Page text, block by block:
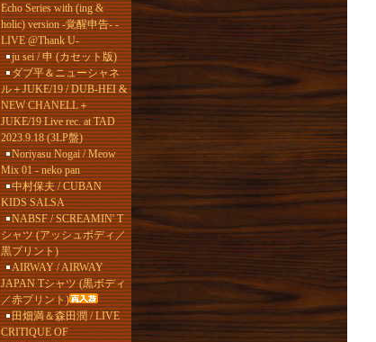
Echo Series with (ing &
holic) version -覚醒申告- -
LIVE @Thank U-
ju sei / 申 (カセット版)
ダブ平＆ニューシャネ
ル＋JUKE/19 / DUB-HEI &
NEW CHANELL＋
JUKE/19 Live rec. at TAD
2023.9.18 (3LP盤)
Noriyasu Nogai / Meow
Mix 01 - neko pan
中村保夫 / CUBAN
KIDS SALSA
NABSF / SCREAMIN' T
シャツ (アッシュボディ／
黒プリント)
AIRWAY / AIRWAY
JAPAN Tシャツ (黒ボディ
／赤プリント)
田畑満＆森田潤 / LIVE
CRITIQUE OF